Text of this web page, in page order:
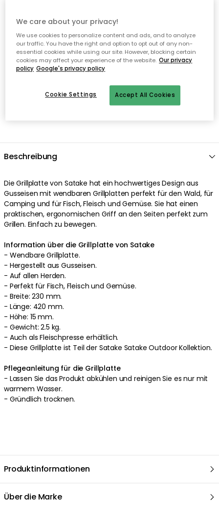
30 Tage Rückgaberecht
Sichere Zahlungen
Kostenloser Versand ab 49€*
Beschreibung
DieGrillplatte von Satake hat einhochwertiges Design aus
Gusseisen mit wendbaren Grillplatten perfekt für den Wald, für
Camping und für Fisch, Fleisch und Gemüse. Sie hat einen
praktischen, ergonomischen Griff an den Seiten perfekt zum
Grillen. Einfach zu bewegen.
Information über die Grillplatte von Satake
- Wendbare Grillplatte.
- Hergestellt ausGusseisen.
- Auf allen Herden.
- Perfekt für Fisch, Fleisch und Gemüse.
- Breite: 230 mm.
- Länge: 420 mm.
- Höhe: 15 mm.
- Gewicht: 2.5 kg.
- Auch als Fleischpresse erhältlich.
- Diese Grillplatte ist Teil der Satake Satake Outdoor Kollektion.
Pflegeanleitung für die Grillplatte
- Lassen Sie das Produkt abkühlen und reinigen Sie es nur mit
warmem Wasser.
- Gründlich trocknen.
Produktinformationen
Über die Marke
We care about your privacy!
We use cookies to personalize content and ads, and to analyze
our traffic. You have the right and option to opt out of any non-
essential cookies while using our site. However, blocking certain
cookies may affect your experience of the website. Our privacy
policy Google's privacy policy
Accept All Cookies
Cookie Settings